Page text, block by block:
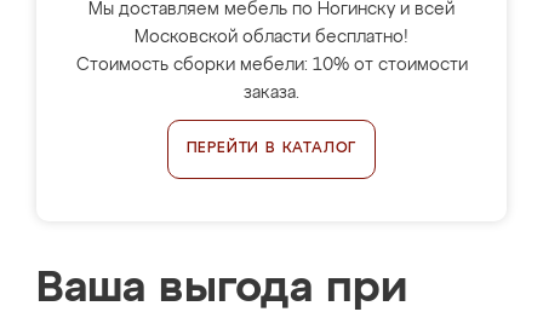
Мы доставляем мебель по Ногинску и всей
Московской области бесплатно!
Стоимость сборки мебели: 10% от стоимости
заказа.
ПЕРЕЙТИ В КАТАЛОГ
Ваша выгода при